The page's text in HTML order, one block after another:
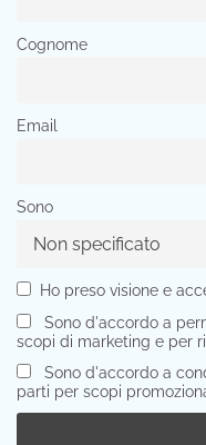
Cognome
Email
Sono
Ho preso visione e
Sono d'accordo a
scopi di marketing e per
Sono d'accordo a
parti per scopi